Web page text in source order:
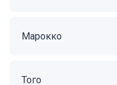
Марокко
Того